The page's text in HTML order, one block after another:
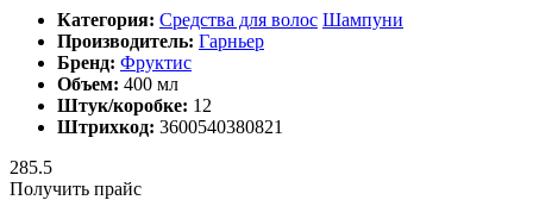
Категория: Средства для волос Шампуни
Производитель: Гарньер
Бренд: Фруктис
Объем: 400 мл
Штук/коробке: 12
Штрихкод: 3600540380821
285.5
Получить прайс